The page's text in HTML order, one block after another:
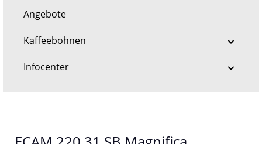
Angebote
Kaffeebohnen
Infocenter